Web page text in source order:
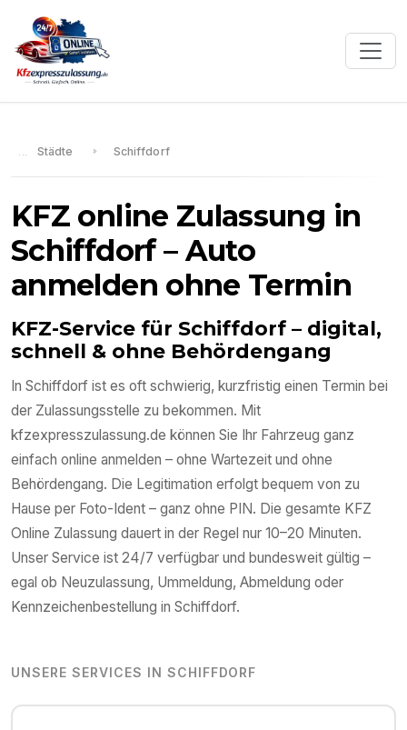
Städte Schiffdorf
KFZ online Zulassung in
Schiffdorf– Auto
anmelden ohne Termin
KFZ-Service für Schiffdorf – digital,
schnell & ohne Behördengang
In Schiffdorf ist es oft schwierig, kurzfristig einen Termin bei
der Zulassungsstelle zu bekommen. Mit
kfzexpresszulassung.de können Sie Ihr Fahrzeug ganz
einfach online anmelden – ohne Wartezeit und ohne
Behördengang. Die Legitimation erfolgt bequem von zu
Hause per Foto-Ident – ganz ohne PIN. Die gesamte KFZ
Online Zulassung dauert in der Regel nur 10–20 Minuten.
Unser Service ist 24/7 verfügbar und bundesweit gültig –
egal ob Neuzulassung, Ummeldung, Abmeldung oder
Kennzeichenbestellung in Schiffdorf.
UNSERE SERVICES IN SCHIFFDORF